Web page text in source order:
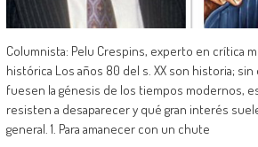
Columnista: Pelu Crespins, experto en crítica
histórica Los años 80 del s. XX son historia;
fuesen la génesis de los tiempos modernos,
resisten a desaparecer y qué gran interés
general. 1. Para amanecer con un chute